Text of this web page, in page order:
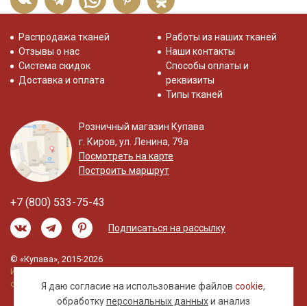
Я даю согласие на использование файловcookie,
обработкуперсональных данныхи анализ
Распродажа тканей
Отзывы о нас
Система скидок
Доставка и оплата
Работы из наших тканей
Наши контакты
Способы оплаты и
реквизиты
Типы тканей
Розничный магазин Купава
г. Киров, ул. Ленина, 79а
Посмотреть на карте
Построить маршрут
+7 (800) 533-75-43
Подписаться на рассылку
© «Купава», 2015-2026
Информация на сайте не является публичной
офертой.